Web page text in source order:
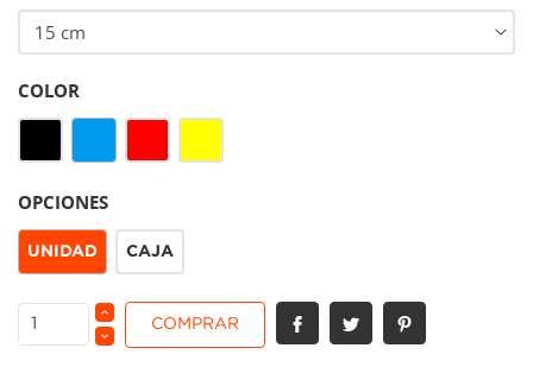
COLOR
OPCIONES
UNIDAD CAJA
COMPRAR